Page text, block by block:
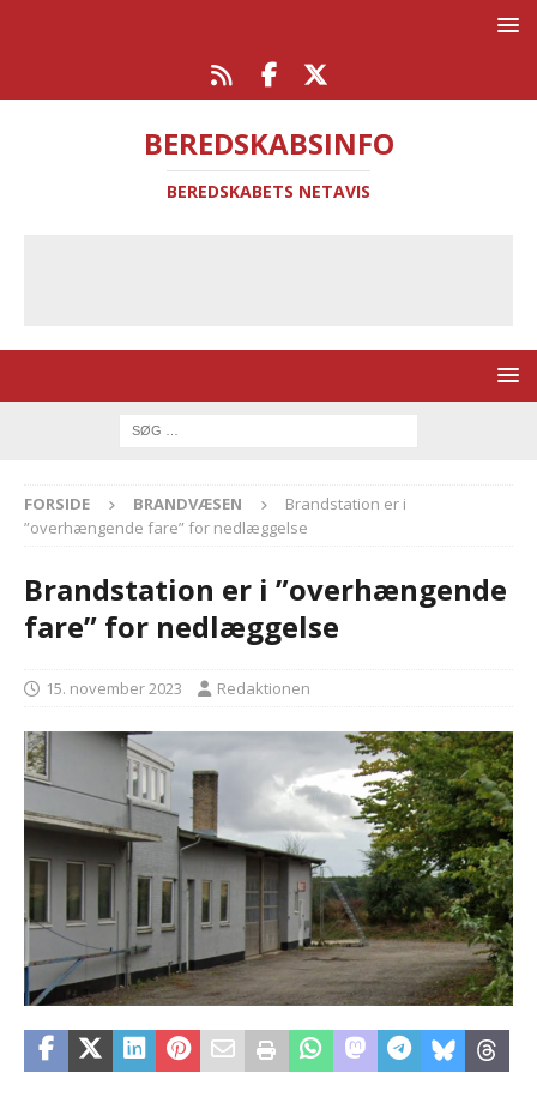
BEREDSKABSINFO
BEREDSKABETS NETAVIS
FORSIDE BRANDVÆSEN
Brandstation er i
”overhængende fare” for nedlæggelse
Brandstation er i ”overhængende
fare” for nedlæggelse
15. november 2023 Redaktionen